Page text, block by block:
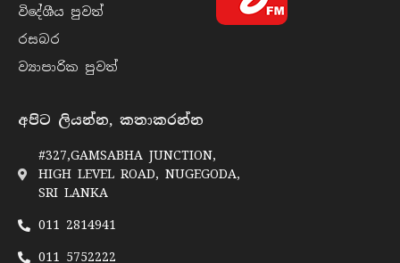
විදේශීය පුව​ත්
රසබ​ර
ව්‍යාපාරික පුව​ත්
අපිට ලියන්න, කතාකරන්න
#327,GAMSABHA JUNCTION,
HIGH LEVEL ROAD, NUGEGODA,
SRI LANKA
011 2814941
011 5752222